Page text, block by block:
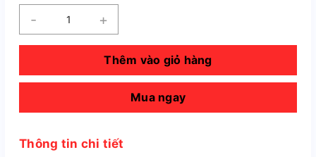
- +
Thêm vào giỏ hàng
Mua ngay
Thông tin chi tiết